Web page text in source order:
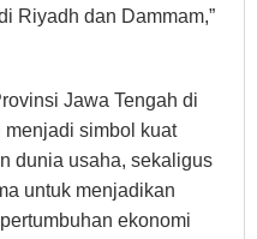
Riyadh dan Dammam,”
Jawa Tengah di
simbol kuat
dunia usaha, sekaligus
untuk menjadikan
ekonomi